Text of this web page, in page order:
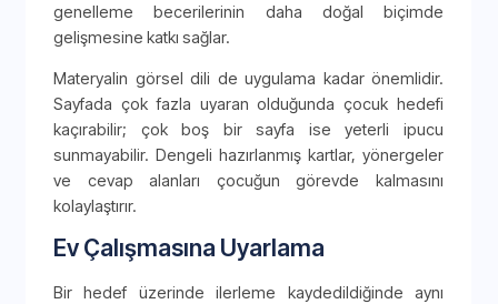
genelleme becerilerinin daha doğal biçimde
gelişmesine katkı sağlar.
Materyalin görsel dili de uygulama kadar önemlidir.
Sayfada çok fazla uyaran olduğunda çocuk hedefi
kaçırabilir; çok boş bir sayfa ise yeterli ipucu
sunmayabilir. Dengeli hazırlanmış kartlar, yönergeler
ve cevap alanları çocuğun görevde kalmasını
kolaylaştırır.
Ev Çalışmasına Uyarlama
Bir hedef üzerinde ilerleme kaydedildiğinde aynı